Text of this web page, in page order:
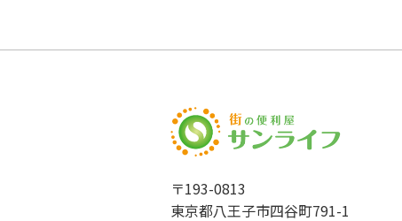
〒193-0813
東京都八王子市四谷町791-1